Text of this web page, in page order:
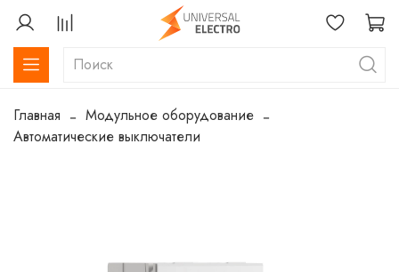
Главная
Модульное оборудование
Автоматические выключатели